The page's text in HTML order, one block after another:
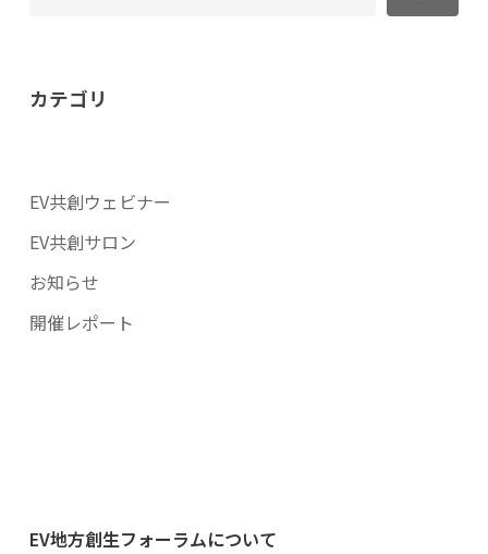
カテゴリ
EV共創ウェビナー
EV共創サロン
お知らせ
開催レポート
EV地方創生フォーラムについて